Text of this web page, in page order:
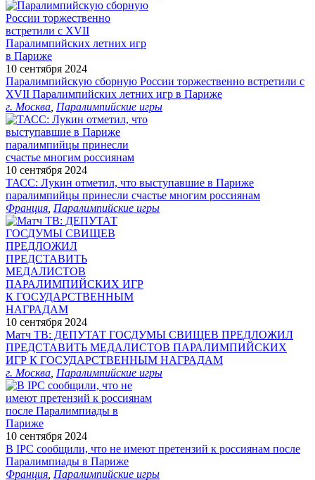
10 сентября 2024
Паралимпийскую сборную России торжественно встретили с
XVII Паралимпийских летних игр в Париже
г. Москва Паралимпийские игры
10 сентября 2024
ТАСС: Лукин отметил, что выступавшие в Париже
паралимпийцы принесли счастье многим россиянам
Франция Паралимпийские игры
10 сентября 2024
Матч ТВ: ДЕПУТАТ ГОСДУМЫ СВИЩЕВ ПРЕДЛОЖИЛ
ПРЕДСТАВИТЬ МЕДАЛИСТОВ ПАРАЛИМПИЙСКИХ
ИГР К ГОСУДАРСТВЕННЫМ НАГРАДАМ
г. Москва Паралимпийские игры
10 сентября 2024
В IPC сообщили, что не имеют претензий к россиянам после
Паралимпиады в Париже
Франция Паралимпийские игры